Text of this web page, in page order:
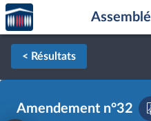
Aller au contenu
Aller en bas de la page
Accèder
à la
page
d'accueil
< Résultats
Amendement n°32